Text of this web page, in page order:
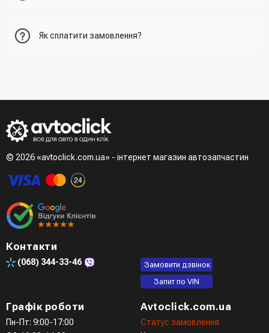
нього та вказати всю необхідну інформацію про
зателефонує менеджер для підтвердження та уточнення
Третій варіант - зробити замовлення в телефонному
Четвертий варіант - замовити через доступні месенджери
(viber, telegram)
Як сплатити замовлення?
© 2026 «avtoclick.com.ua» - інтернет магазин автозапчастин
Контакти
(068) 344-33-46
Замовити дзвінок
Запит по VIN
Графік роботи
Пн-Пт: 9:00-17:00
Avtoclick.com.ua
Статус замовлення